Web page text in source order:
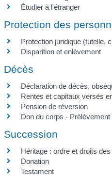
Étudier à l'étranger
Protection des
Protection juridique (tutelle,
Disparition et enlèvement
Décès
Déclaration de décès,
Rentes et capitaux versés
Pension de réversion
Don du corps - Prélèvement
Succession
Héritage : ordre et droits
Donation
Testament